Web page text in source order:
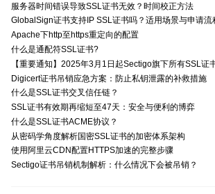
服务器时间错误导致SSL证书无效？时间校正方法
GlobalSign证书支持IP SSL证书吗？适用场景与申请流
Apache下http至https重定向的配置
什么是通配符SSL证书?
【重要通知】2025年3月1日起Sectigo旗下所有SSL证
Digicert证书吊销应急方案：防止私钥泄露的补救措施
什么是SSL证书交叉信任链？
SSL证书有效期再缩短至47天：安全与便利的博弈
什么是SSL证书ACME协议？
从密码学角度解析国密SSL证书的加密体系架构
使用阿里云CDN配置HTTPS加速的完整步骤
Sectigo证书吊销机制解析：什么情况下会被吊销？